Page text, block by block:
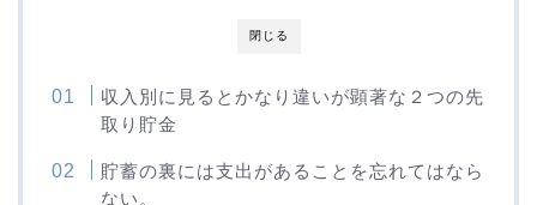
閉じる
収入別に見るとかなり違いが顕著な２つの先
取り貯金
貯蓄の裏には支出があることを忘れてはなら
ない。